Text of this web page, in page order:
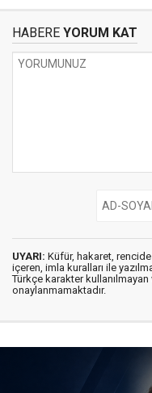
HABERE YORUM KAT
UYARI: Küfür, hakaret,
içeren, imla kuralları ile
Türkçe karakter
onaylanmamaktadır.